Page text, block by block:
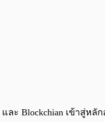
และ Blockchian เข้าสู่หลั